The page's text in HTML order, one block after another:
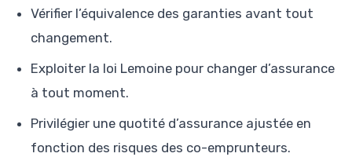
Vérifier l’équivalence des garanties avant tout
changement.
Exploiter la loi Lemoine pour changer d’assurance
à tout moment.
Privilégier une quotité d’assurance ajustée en
fonction des risques des co-emprunteurs.